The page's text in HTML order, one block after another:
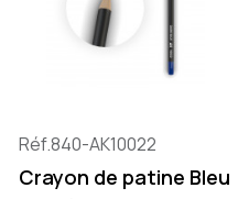
Réf.840-AK10022
Crayon de patine Bleu